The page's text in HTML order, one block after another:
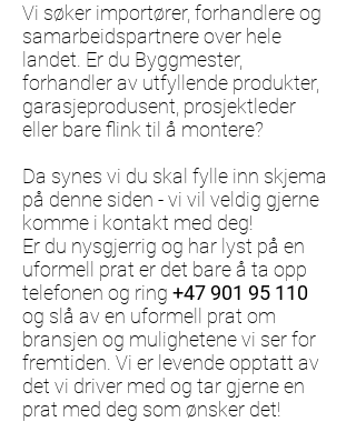
Vi søker importører, forhandlere og
samarbeidspartnere over hele
landet. Er du Byggmester,
forhandler av utfyllende produkter,
garasjeprodusent, prosjektleder
eller bare flink til å montere?
Da synes vi du skal fylle inn skjema
på denne siden - vi vil veldig gjerne
komme i kontakt med deg!
Er du nysgjerrig og har lyst på en
uformell prat er det bare å ta opp
telefonen og ring +47 901 95 110
og slå av en uformell prat om
bransjen og mulighetene vi ser for
fremtiden. Vi er levende opptatt av
det vi driver med og tar gjerne en
prat med deg som ønsker det!